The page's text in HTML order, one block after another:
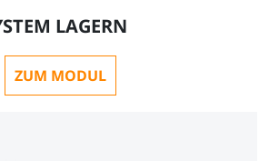
LAGERN
ZUM MODUL